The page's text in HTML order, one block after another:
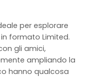
per esplorare
formato Limited.
gli amici,
ampliando la
hanno qualcosa